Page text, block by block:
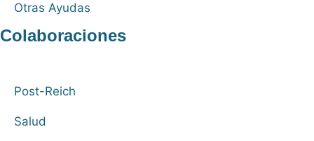
Otras Ayudas
Colaboraciones
Post-Reich
Salud